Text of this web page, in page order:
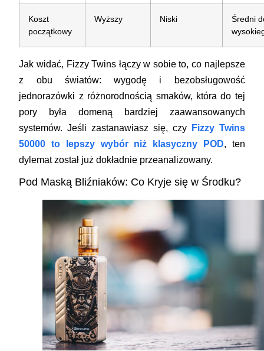
Koszt
początkowy
Wyższy Niski
Średni
Jak widać, Fizzy Twins łączy w sobie to, co najlepsze
z obu światów: wygodę i bezobsługowość
jednorazówki z różnorodnością smaków, która do tej
pory była domeną bardziej zaawansowanych
systemów. Jeśli zastanawiasz się, czy
Fizzy Twins
50000 to lepszy wybór niż klasyczny POD, ten
dylemat został już dokładnie przeanalizowany.
Pod Maską Bliźniaków: Co Kryje się w Środku?